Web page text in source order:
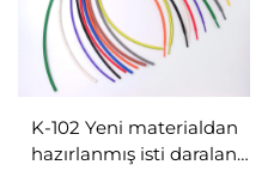
K-102 Yeni materialdan
hazırlanmış isti daralan